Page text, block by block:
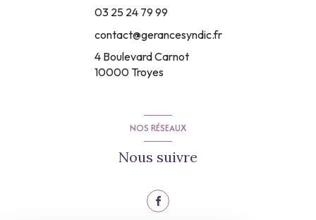
03 25 24 79 99
contact@gerancesyndic.fr
4 Boulevard Carnot
10000 Troyes
NOS RÉSEAUX
Nous suivre